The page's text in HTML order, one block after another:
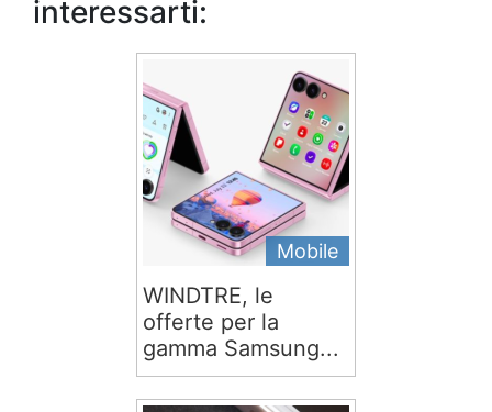
interessarti:
Mobile
WINDTRE, le
offerte per la
gamma Samsung...